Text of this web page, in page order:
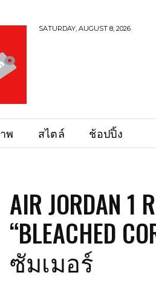
SATURDAY, AUGUST 8, 2026
พ สไตล์ ช้อปปิ้ง
AIR JORDAN 1
“BLEACHED
ซัมเมอร์